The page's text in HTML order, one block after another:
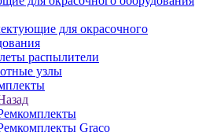
для окрасочного
распылители
узлы
Graco